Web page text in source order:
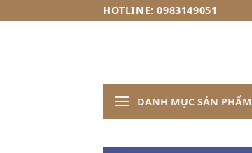
to
HOTLINE: 0983149051
DANH MỤC SẢN PHẨM